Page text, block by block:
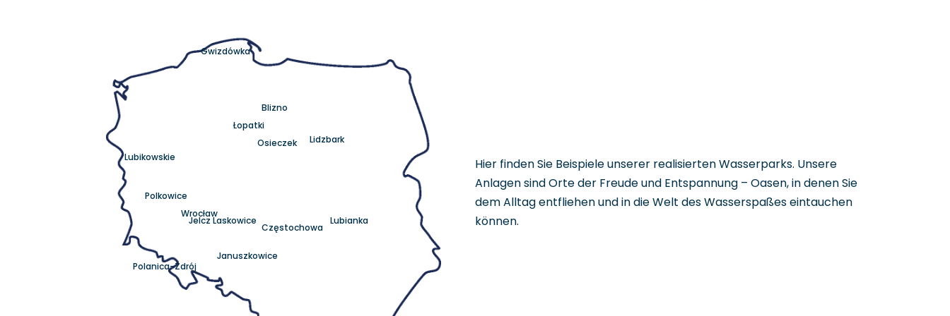
Gwizdówka
Blizno
Łopatki
Osieczek
Lidzbark
Lubikowskie
Lubianka
Częstochowa
Januszkowice
Jelcz Laskowice
Wrocław
Polkowice
Polanica-Zdrój
Hier finden Sie Beispiele unserer realisierten Wasserparks. Unsere
Anlagen sind Orte der Freude und Entspannung – Oasen, in denen Sie
dem Alltag entfliehen und in die Welt des Wasserspaßes eintauchen
können.